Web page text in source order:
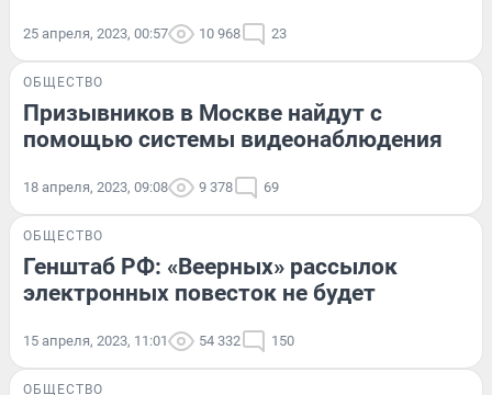
25 апреля, 2023, 00:57 10 968 23
ОБЩЕСТВО
Призывников в Москве найдут с
помощью системы видеонаблюдения
18 апреля, 2023, 09:08 9 378 69
ОБЩЕСТВО
Генштаб РФ: «Веерных» рассылок
электронных повесток не будет
15 апреля, 2023, 11:01 54 332 150
ОБЩЕСТВО